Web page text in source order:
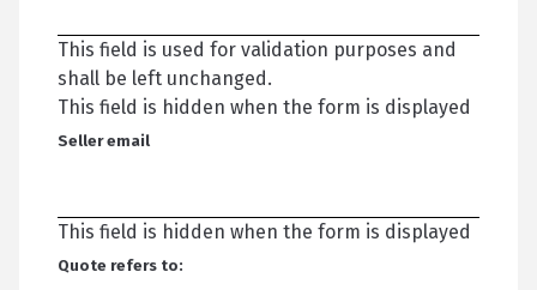
This field is used for validation purposes and
shall be left unchanged.
This field is hidden when the form is displayed
Seller email
This field is hidden when the form is displayed
Quote refers to: